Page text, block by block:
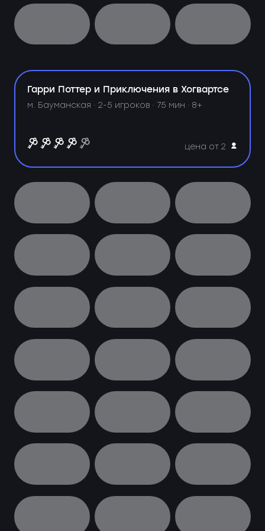
Гарри Поттер и Приключения в Хогвартсе
м. Бауманская ·2-5 игроков · 75 мин · 8+
цена от 2